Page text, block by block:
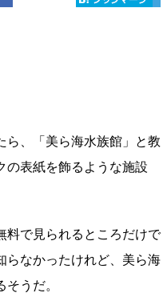
ら、「美ら海水族館」と教
の表紙を飾るような施設
料で見られるところだけで
らなかったけれど、美ら海
そうだ。